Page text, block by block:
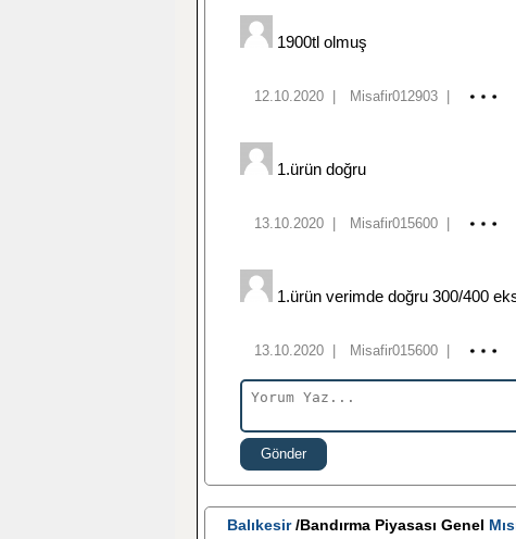
1900tl olmuş
12.10.2020 Misafir012903
1.ürün doğru
13.10.2020 Misafir015600
1.ürün verimde doğru 300/400
13.10.2020 Misafir015600
Gönder
Balıkesir/Bandırma Piyasası Genel